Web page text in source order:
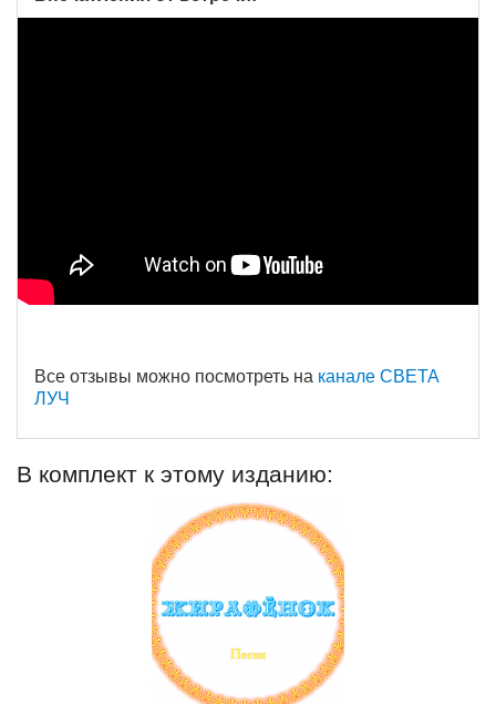
Все отзывы можно посмотреть на канале СВЕТА
ЛУЧ
В комплект к этому изданию: